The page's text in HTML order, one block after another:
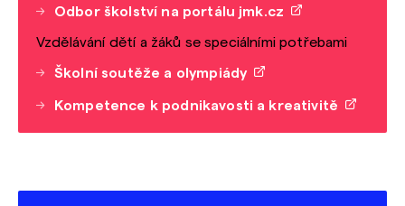
Odbor školství na portálu jmk.cz
Vzdělávání dětí a žáků se speciálními potřebami
Školní soutěže a olympiády
Kompetence k podnikavosti a kreativitě